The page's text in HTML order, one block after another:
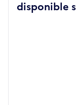
disponible